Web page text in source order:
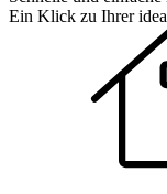
Ein Klick zu Ihrer